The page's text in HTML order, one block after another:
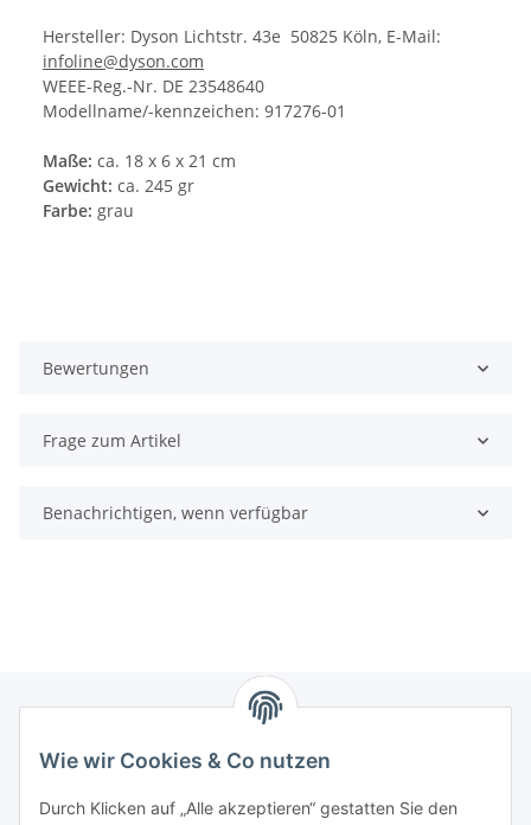
Wie wir Cookies & Co nutzen
Durch Klicken auf „Alle akzeptieren“ gestatten Sie den
Hersteller: Dyson Lichtstr. 43e 50825 Köln, E-Mail:
infoline@dyson.com
WEEE-Reg.-Nr. DE 23548640
Modellname/-kennzeichen: 917276-01
Maße: ca. 18 x 6 x 21 cm
Gewicht: ca. 245 gr
Farbe: grau
Bewertungen
Frage zum Artikel
Benachrichtigen, wenn verfügbar
Zahlungsmöglichkeiten